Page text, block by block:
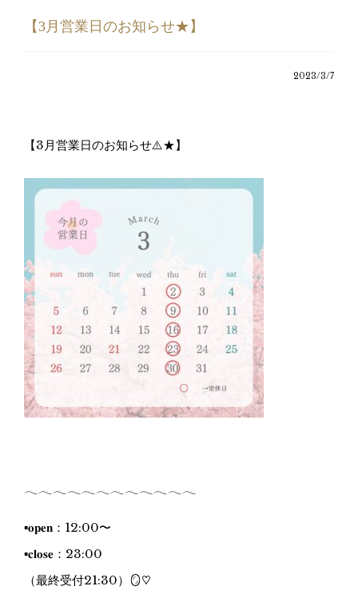
【3月営業日のお知らせ★】
2023/3/7
【3月営業日のお知らせ⚠️★】
𓂃𓂃𓂃𓂃𓂃𓂃𓂃𓂃𓂃𓂃𓂃𓂃
▪️𝐨𝐩𝐞𝐧：12:00〜
▪️𝐜𝐥𝐨𝐬𝐞：23:00
（最終受付21:30）🪞♡